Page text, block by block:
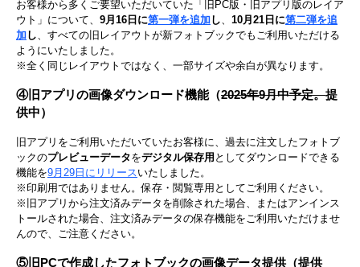
お客様から​多く​ご要望いただいていた​「旧PC版・旧アプリ版の​レイア
ウト」に​ついて、 ​9月16日に第一弾を追加し、​ ​10月21日に第二弾を追
加し、​すべての​旧レイアウトが​新フォトブックでも​ご利用いただける
ようにいたしました。​
※全く​同じ​レイアウトではなく、​一部​サイズや​余白が​異なります。​
④旧アプリの画像ダウンロード機能（2025年9月中予定。提
供中）
旧アプリをご利用いただいていたお客様に、過去に注文したフォトブ
ックのプレビューデータをデジタル保存用 としてダウンロードできる
機能を9月29日にリリースいたしました。
※印刷用ではありません。保存・閲覧専用としてご利用ください。
※旧アプリから注文済みデータを削除された場合、またはアンインス
トールされた場合、注文済みデータの保存機能をご利用いただけませ
んので、ご注意ください。
⑤旧PCで作成したフォトブックの画像データ提供（提供